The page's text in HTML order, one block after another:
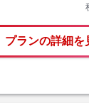
プランの詳細を